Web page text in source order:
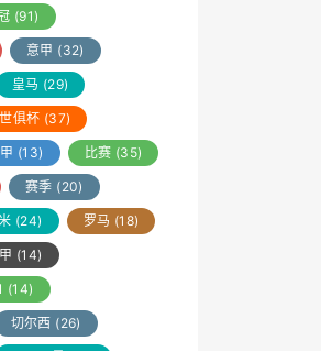
(91)
意甲 (32)
皇马 (29)
世俱杯 (37)
(13) 比赛 (35)
赛季 (20)
(24) 罗马 (18)
(14)
(14)
切尔西 (26)